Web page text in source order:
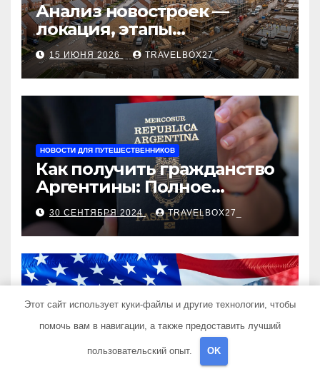
Анализ новостроек —
локация, этапы
строительства, проверка
застройщика, сценарии
оформления сделки и
рыночные ориентиры
15 ИЮНЯ 2026 TRAVELBOX27_
НОВОСТИ ДЛЯ ПУТЕШЕСТВЕННИКОВ
Как получить гражданство
Аргентины: Полное
руководство
30 СЕНТЯБРЯ 2024 TRAVELBOX27_
НОВОСТИ ДЛЯ ПУТЕШЕСТВЕННИКОВ
Запись на визу в
Посольство США:
Пошаговое руководство
Этот сайт использует куки-файлы и другие технологии, чтобы
помочь вам в навигации, а также предоставить лучший
пользовательский опыт. OK